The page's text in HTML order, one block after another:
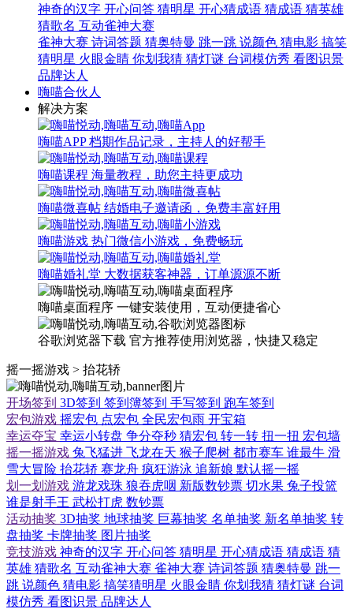
神奇的汉字 开心问答 猜明星 开心猜成语 猜成语 猜英雄
猜歌名 互动雀神大赛
雀神大赛 诗词答题 猜奥特曼 跳一跳 说颜色 猜电影 搞笑
猜明星 火眼金睛 你划我猜 猜灯谜 台词模仿秀 看图识景
品牌达人
嗨喵合伙人
解决方案
嗨喵APP 档期作品记录，主持人的好帮手
嗨喵课程 海量教程，助您主持更成功
嗨喵微喜帖 结婚电子邀请函，免费丰富好用
嗨喵游戏 热门微信小游戏，免费畅玩
嗨喵婚礼堂 大数据获客神器，订单源源不断
嗨喵桌面程序 一键安装使用，互动便捷省心
谷歌浏览器下载 官方推荐使用浏览器，快捷又稳定
摇一摇游戏 > 抬花轿
开场签到 3D签到 签到簿签到 手写签到 跑车签到
宏包游戏 摇宏包 点宏包 全民宏包雨 开宝箱
幸运夺宝 幸运小转盘 争分夺秒 猜宏包 转一转 扭一扭 宏包墙
摇一摇游戏 兔飞猛进 飞龙在天 猴子爬树 都市赛车 谁最牛 滑
雪大冒险 抬花轿 赛龙舟 疯狂游泳 追新娘 默认摇一摇
划一划游戏 游龙戏珠 狼吞虎咽 新版数钞票 切水果 兔子投篮
谁是射手王 武松打虎 数钞票
活动抽奖 3D抽奖 地球抽奖 巨幕抽奖 名单抽奖 新名单抽奖 转
盘抽奖 卡牌抽奖 图片抽奖
竞技游戏 神奇的汉字 开心问答 猜明星 开心猜成语 猜成语 猜
英雄 猜歌名 互动雀神大赛 雀神大赛 诗词答题 猜奥特曼 跳一
跳 说颜色 猜电影 搞笑猜明星 火眼金睛 你划我猜 猜灯谜 台词
模仿秀 看图识景 品牌达人